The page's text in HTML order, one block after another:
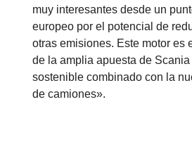
muy interesantes desde un
europeo por el potencial de
otras emisiones. Este motor es
de la amplia apuesta de
sostenible combinado con la
de camiones».